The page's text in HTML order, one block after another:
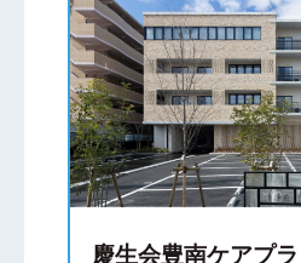
慶生会豊南ケアプ